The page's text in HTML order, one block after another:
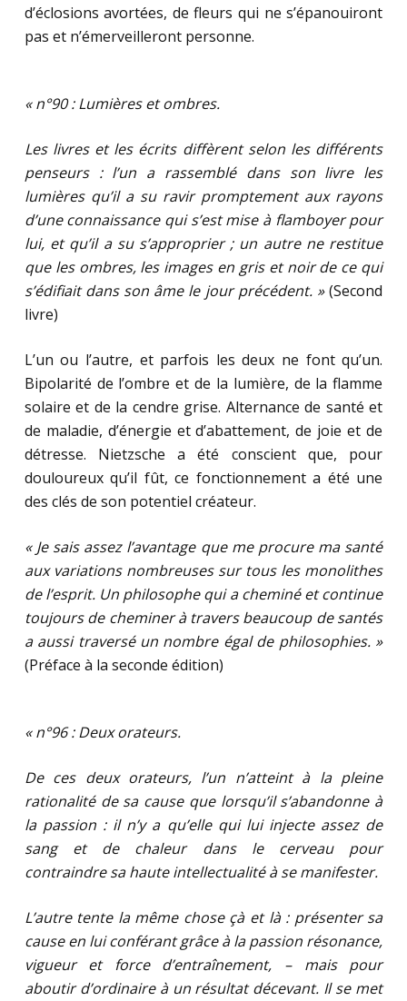
d’éclosions avortées, de fleurs qui ne s’épanouiront
pas et n’émerveilleront personne.
« n°90 : Lumières et ombres.
Les livres et les écrits diffèrent selon les différents
penseurs : l’un a rassemblé dans son livre les
lumières qu’il a su ravir promptement aux rayons
d’une connaissance qui s’est mise à flamboyer pour
lui, et qu’il a su s’approprier ; un autre ne restitue
que les ombres, les images en gris et noir de ce qui
s’édifiait dans son âme le jour précédent. »(Second
livre)
L’un ou l’autre, et parfois les deux ne font qu’un.
Bipolarité de l’ombre et de la lumière, de la flamme
solaire et de la cendre grise. Alternance de santé et
de maladie, d’énergie et d’abattement, de joie et de
détresse. Nietzsche a été conscient que, pour
douloureux qu’il fût, ce fonctionnement a été une
des clés de son potentiel créateur.
« Je sais assez l’avantage que me procure ma santé
aux variations nombreuses sur tous les monolithes
de l’esprit. Un philosophe qui a cheminé et continue
toujours de cheminer à travers beaucoup de santés
a aussi traversé un nombre égal de philosophies. »
(Préface à la seconde édition)
« n°96 : Deux orateurs.
De ces deux orateurs, l’un n’atteint à la pleine
rationalité de sa cause que lorsqu’il s’abandonne à
la passion : il n’y a qu’elle qui lui injecte assez de
sang et de chaleur dans le cerveau pour
contraindre sa haute intellectualité à se manifester.
L’autre tente la même chose çà et là : présenter sa
cause en lui conférant grâce à la passion résonance,
vigueur et force d’entraînement, – mais pour
aboutir d’ordinaire à un résultat décevant. Il se met